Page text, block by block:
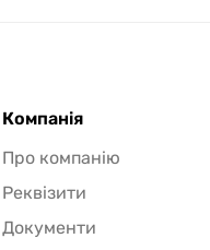
Компанія
Про компанію
Реквізити
Документи